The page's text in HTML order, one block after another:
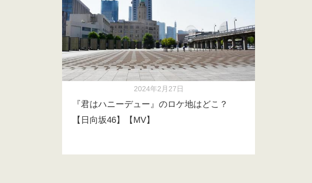
2024年2月27日
『君はハニーデュー』のロケ地はどこ？
【日向坂46】【MV】